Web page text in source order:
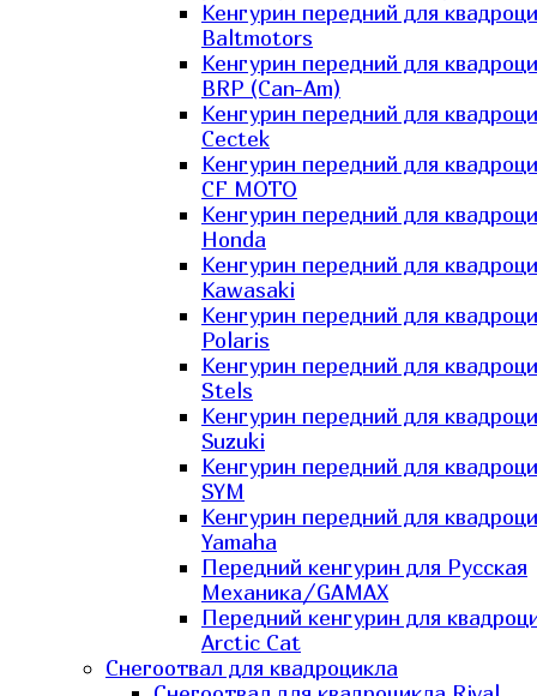
Кенгурин передний для
Baltmotors
Кенгурин передний для
BRP (Can-Am)
Кенгурин передний для
Cectek
Кенгурин передний для
CF MOTO
Кенгурин передний для
Honda
Кенгурин передний для
Kawasaki
Кенгурин передний для
Polaris
Кенгурин передний для
Stels
Кенгурин передний для
Suzuki
Кенгурин передний для
SYM
Кенгурин передний для
Yamaha
Передний кенгурин для Русская
Механика/GAMAX
Передний кенгурин для
Arctic Cat
Снегоотвал для квадроцикла